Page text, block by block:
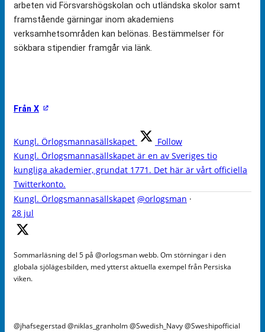
arbeten vid Försvarshögskolan och utländska skolor samt
framstående gärningar inom akademiens
verksamhetsområden kan belönas. Bestämmelser för
sökbara stipendier framgår via länk.
Från X
Kungl. Örlogsmannasällskapet
Follow
Kungl. Örlogsmannasällskapet är en av Sveriges tio
kungliga akademier, grundat 1771. Det här är vårt officiella
Twitterkonto.
Kungl. Örlogsmannasällskapet @orlogsman ·
28 jul
Sommarläsning del 5 på @orlogsman webb. Om störningar i den
globala sjölägesbilden, med ytterst aktuella exempel från Persiska
viken.
@jhafsegerstad @niklas_granholm @Swedish_Navy @Sweshipofficial